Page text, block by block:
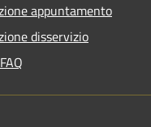
appuntamento
disservizio